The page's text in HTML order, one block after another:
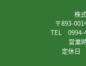
株
〒893-
TEL 0994-
営業
定休日